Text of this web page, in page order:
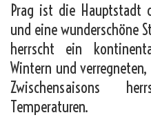
Prag ist die Hauptstadt
und eine wunderschöne
herrscht ein
Wintern und
Zwischensaisons
Temperaturen.